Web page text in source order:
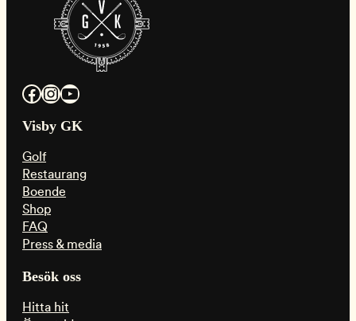
Facebook InstagramYouTube
Visby GK
Golf
Restaurang
Boende
Shop
FAQ
Press & media
Besök oss
Hitta hit